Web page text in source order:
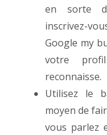
en sorte
inscrivez-
Google my
votre
reconnaisse.
Utilisez le
moyen de
vous parlez